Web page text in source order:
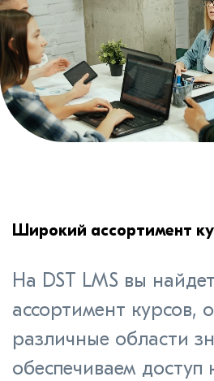
Широкий ассортимент
На DST LMS вы
ассортимент курсов,
различные области
обеспечиваем доступ